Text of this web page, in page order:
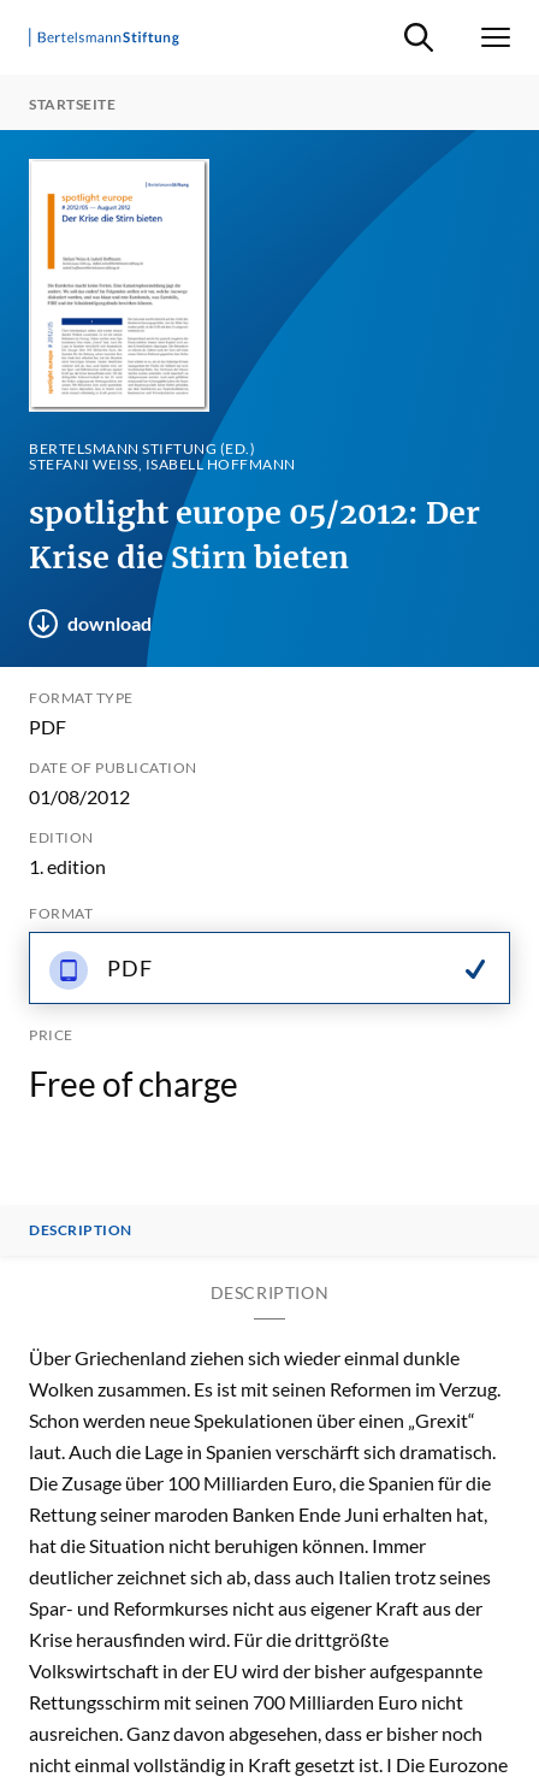
Suche ein-/
STARTSEITE
BERTELSMANN STIFTUNG (ED.)
STEFANI WEISS, ISABELL HOFFMANN
spotlight europe 05/2012: Der
Krise die Stirn bieten
download
FORMAT TYPE
PDF
DATE OF PUBLICATION
01/08/2012
EDITION
1. edition
FORMAT
PDF
PRICE
Free of charge
DESCRIPTION
DESCRIPTION
Über Griechenland ziehen sich wieder einmal dunkle
Wolken zusammen. Es ist mit seinen Reformen im Verzug.
Schon werden neue Spekulationen über einen „Grexit“
laut. Auch die Lage in Spanien verschärft sich dramatisch.
Die Zusage über 100 Milliarden Euro, die Spanien für die
Rettung seiner maroden Banken Ende Juni erhalten hat,
hat die Situation nicht beruhigen können. Immer
deutlicher zeichnet sich ab, dass auch Italien trotz seines
Spar- und Reformkurses nicht aus eigener Kraft aus der
Krise herausfinden wird. Für die drittgrößte
Volkswirtschaft in der EU wird der bisher aufgespannte
Rettungsschirm mit seinen 700 Milliarden Euro nicht
ausreichen. Ganz davon abgesehen, dass er bisher noch
nicht einmal vollständig in Kraft gesetzt ist. I Die Eurozone